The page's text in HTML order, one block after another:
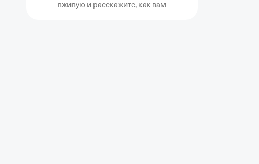
вживую и расскажите, как вам